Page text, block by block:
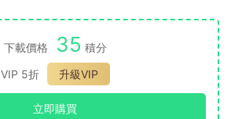
下載價格 35 積分
VIP 5折
升級VIP
立即購買